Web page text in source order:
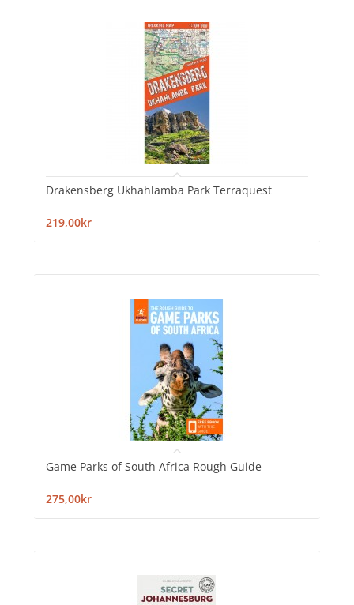
Drakensberg Ukhahlamba Park Terraquest
219,00kr
Game Parks of South Africa Rough Guide
275,00kr